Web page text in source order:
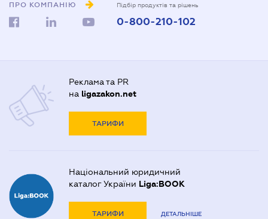
ПРО КОМПАНІЮ Підбір продуктів та рішень
0-800-210-102
Реклама та PR
на ligazakon.net
ТАРИФИ
Національний юридичний
каталог України Liga:BOOK
ТАРИФИ ДЕТАЛЬНІШЕ